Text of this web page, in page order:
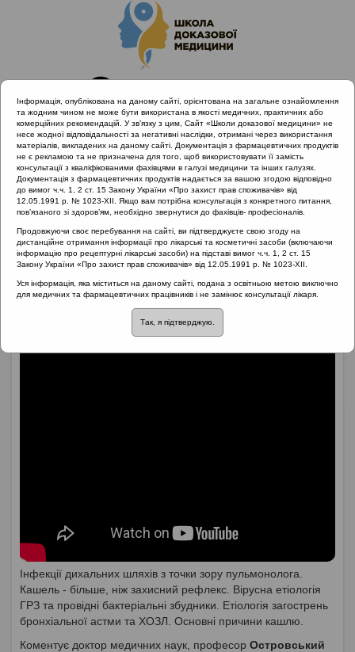
Головна
Матеріали за МКХ-11
12 Хвороби органів дихання
Гострі респіраторні інфекції
Гострі респіраторні
інфекції
Інфекції дихальних шляхів з точки зору пульмонолога.
Кашель - більше, ніж захисний рефлекс. Вірусна етіологія
ГРЗ та провідні бактеріальні збудники. Етіологія загострень
бронхіальної астми та ХОЗЛ. Основні причини кашлю.
Коментує доктор медичних наук, професор Островський
Інформація, опублікована на даному сайті, орієнтована на загальне ознайомлення
та жодним чином не може бути використана в якості медичних, практичних або
комерційних рекомендацій. У зв’язку з цим, Сайт «Школи доказової медицини» не
несе жодної відповідальності за негативні наслідки, отримані через використання
матеріалів, викладених на даному сайті. Документація з фармацевтичних продуктів
не є рекламою та не призначена для того, щоб використовувати її замість
консультації з кваліфікованими фахівцями в галузі медицини та інших галузях.
Документація з фармацевтичних продуктів надається за вашою згодою відповідно
до вимог ч.ч. 1, 2 ст. 15 Закону України «Про захист прав споживачів» від
12.05.1991 р. № 1023-XII. Якщо вам потрібна консультація з конкретного питання,
пов’язаного зі здоров’ям, необхідно звернутися до фахівців- професіоналів.
Продовжуючи своє перебування на сайті, ви підтверджуєте свою згоду на
дистанційне отримання інформації про лікарські та косметичні засоби (включаючи
інформацію про рецептурні лікарські засоби) на підставі вимог ч.ч. 1, 2 ст. 15
Закону України «Про захист прав споживачів» від 12.05.1991 р. № 1023-XII.
Уся інформація, яка міститься на даному сайті, подана з освітньою метою виключно
для медичних та фармацевтичних працівників і не замінює консультації лікаря.
Так, я підтверджую.